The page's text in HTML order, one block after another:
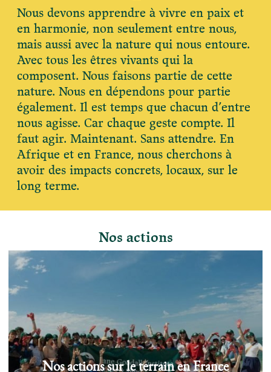
Vies de primates
Les héros du JGI France
Devenir membre du "Cercle des Amis de Jane"
Faire un don
Devenir Chimp Guardian
Agir avec Roots & Shoots
Devenir bénévole
Événements et conférences
Nous devons apprendre à vivre en paix et
en harmonie, non seulement entre nous,
mais aussi avec la nature qui nous entoure.
Avec tous les êtres vivants qui la
composent. Nous faisons partie de cette
nature. Nous en dépendons pour partie
également. Il est temps que chacun d’entre
nous agisse. Car chaque geste compte. Il
faut agir. Maintenant. Sans attendre. En
Afrique et en France, nous cherchons à
avoir des impacts concrets, locaux, sur le
long terme.
Nos actions
Nos actions sur le terrain en France